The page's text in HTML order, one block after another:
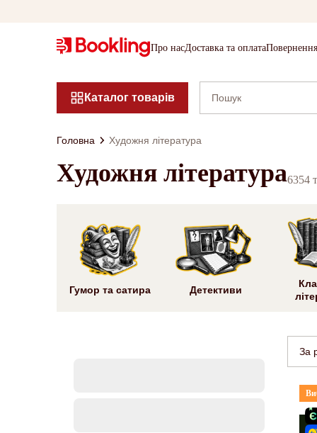
Про насДоставка та оплата
Каталог товарів
Головна Художня література
Художня література6354
Гумор та сатира Детективи
За